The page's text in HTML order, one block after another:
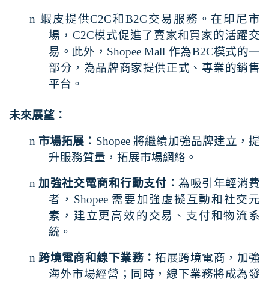
n 蝦皮提供C2C和B2C交易服務。在印尼市
場， C2C模式促進了賣家和買家的活躍交
易。此外， Shopee Mall 作為B2C模式的一
部分，為品牌商家提供正式、專業的銷售
平台。
未來展望：
n 市場拓展： Shopee 將繼續加強品牌建立，提
升服務質量，拓展市場網絡。
n 加強社交電商和行動支付：為吸引年輕消費
者， Shopee 需要加強虛擬互動和社交元
素，建立更高效的交易、支付和物流系
統。
n 跨境電商和線下業務：拓展跨境電商，加強
海外市場經營；同時，線下業務將成為發